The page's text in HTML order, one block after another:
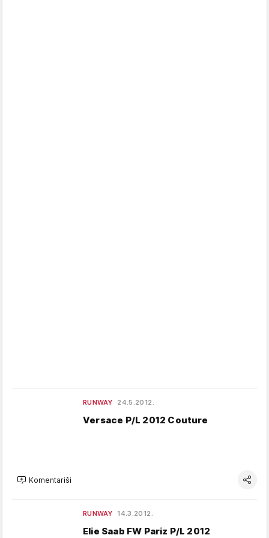
RUNWAY 24.5.2012.
Versace P/L 2012 Couture
Komentariši
RUNWAY 14.3.2012.
Elie Saab FW Pariz P/L 2012